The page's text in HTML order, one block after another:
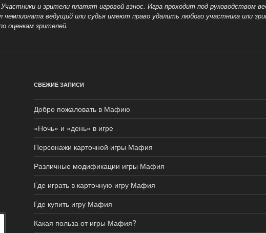
и зрители платят игровой взнос. Игра проходит под руководством
чемпионата ведущий или судья имеют право удалить любого участника или
оценкам зрителей.
СВЕЖИЕ ЗАПИСИ
Добро пожаловать в Мафию
«Ночь» и «день» в игре
Персонажи карточной игры Мафия
Различные модификации игры Мафия
Где играть в карточную игру Мафия
Где купить игру Мафия
Какая польза от игры Мафия?